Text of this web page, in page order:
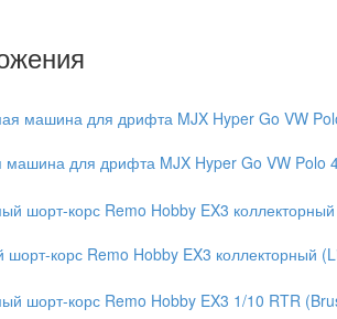
для дрифта MJX Hyper Go VW Polo
корс Remo Hobby EX3 коллекторный